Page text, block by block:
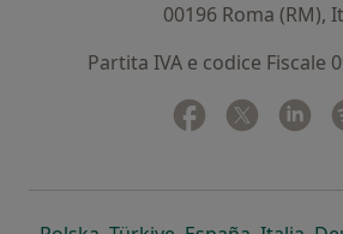
00196 Roma (RM),
Partita IVA e codice Fiscale
Facebook
si apre in una
Twitter
si apre